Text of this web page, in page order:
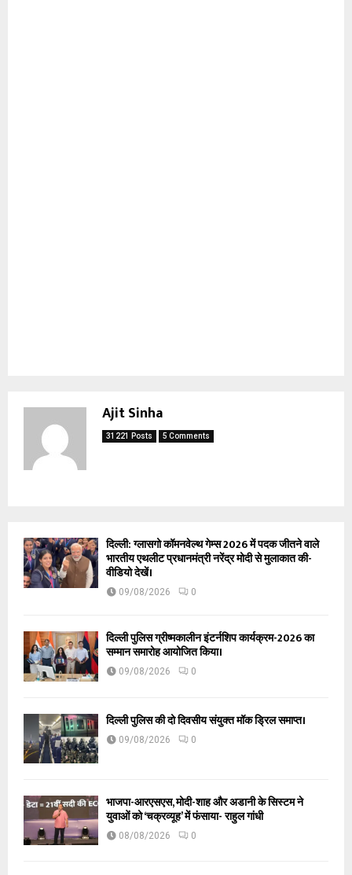
Ajit Sinha
31221 Posts 5 Comments
दिल्ली: ग्लासगो कॉमनवेल्थ गेम्स 2026 में पदक जीतने वाले
भारतीय एथलीट प्रधानमंत्री नरेंद्र मोदी से मुलाकात की-
वीडियो देखें।
09/08/2026 0
दिल्ली पुलिस ग्रीष्मकालीन इंटर्नशिप कार्यक्रम-2026 का
सम्मान समारोह आयोजित किया।
09/08/2026 0
दिल्ली पुलिस की दो दिवसीय संयुक्त मॉक ड्रिल समाप्त।
09/08/2026 0
भाजपा-आरएसएस, मोदी-शाह और अडानी के सिस्टम ने
युवाओं को ‘चक्रव्यूह’ में फंसाया- राहुल गांधी
08/08/2026 0